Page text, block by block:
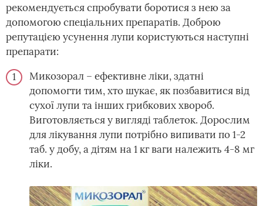
рекомендується спробувати боротися з нею за
допомогою спеціальних препаратів. Доброю
репутацією усунення лупи користуються наступні
препарати:
Микозорал – ефективне ліки, здатні
допомогти тим, хто шукає, як позбавитися від
сухої лупи та інших грибкових хвороб.
Виготовляється у вигляді таблеток. Дорослим
для лікування лупи потрібно випивати по 1-2
таб. у добу, а дітям на 1 кг ваги належить 4-8 мг
ліки.